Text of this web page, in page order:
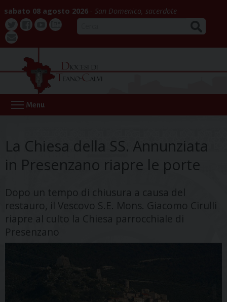
content
sabato 08 agosto 2026 San Domenico, sacerdote
Twitter
Buona
webmail
Menu
La Chiesa della SS. Annunziata
in Presenzano riapre le porte
Dopo un tempo di chiusura a causa del
restauro, il Vescovo S.E. Mons. Giacomo Cirulli
riapre al culto la Chiesa parrocchiale di
Presenzano